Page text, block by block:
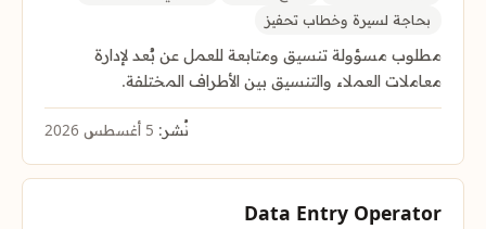
بحاجة لسيرة وخطاب تحفيز
مطلوب مسؤولة تنسيق ومتابعة للعمل عن بُعد لإدارة
معاملات العملاء والتنسيق بين الأطراف المختلفة.
نُشر:
Data Entry Operator